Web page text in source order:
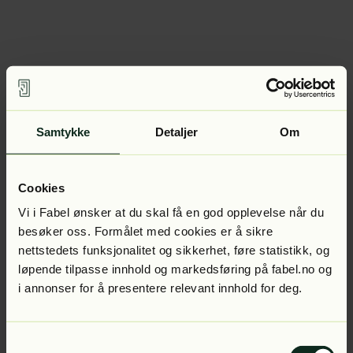
Samtykke Detaljer Om
Cookies
Vi i Fabel ønsker at du skal få en god opplevelse når du
besøker oss. Formålet med cookies er å sikre
nettstedets funksjonalitet og sikkerhet, føre statistikk, og
løpende tilpasse innhold og markedsføring på fabel.no og
i annonser for å presentere relevant innhold for deg.